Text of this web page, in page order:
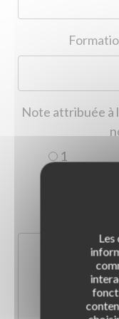
Note attribuée à
1
Les